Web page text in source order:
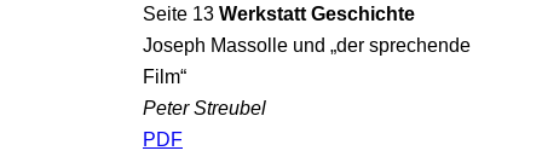
Seite 13 Werkstatt Geschichte
Joseph Massolle und „der sprechende
Film“
Peter Streubel
PDF